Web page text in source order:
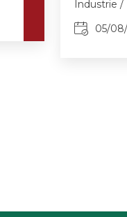
Industrie
05/